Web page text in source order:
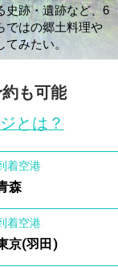
史跡・遺跡など、6
ではの郷土料理や
みたい。
も可能
とは？
着空港
森
着空港
京(羽田)